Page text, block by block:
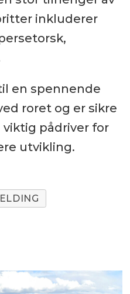
inkluderer
en spennende
roret og er sikre
pådriver for
utvikling.